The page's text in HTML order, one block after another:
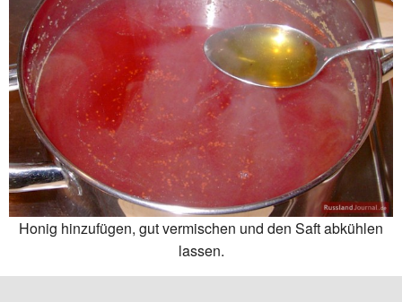
Honig hinzufügen, gut vermischen und den Saft abkühlen
lassen.